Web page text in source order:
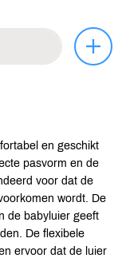
en geschikt
pasvorm en de
voor dat de
wordt. De
de babyluier geeft
De flexibele
ervoor dat de luier